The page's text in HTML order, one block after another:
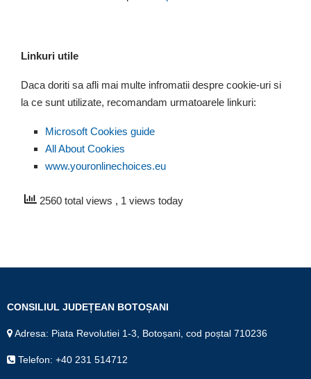
Linkuri utile
Daca doriti sa afli mai multe infromatii despre cookie-uri si
la ce sunt utilizate, recomandam urmatoarele linkuri:
Microsoft Cookies guide
All About Cookies
www.youronlinechoices.eu
2560 total views , 1 views today
CONSILIUL JUDEȚEAN BOTOȘANI
Adresa: Piata Revolutiei 1-3, Botoșani, cod poștal 710236
Telefon: +40 231 514712